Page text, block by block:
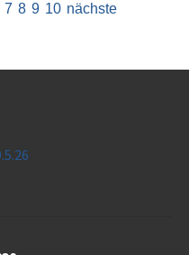
7 8 9 10 nächste